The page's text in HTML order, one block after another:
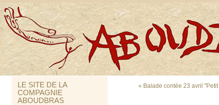
LE SITE DE LA
COMPAGNIE
ABOUDBRAS
« Balade contée 23 avril